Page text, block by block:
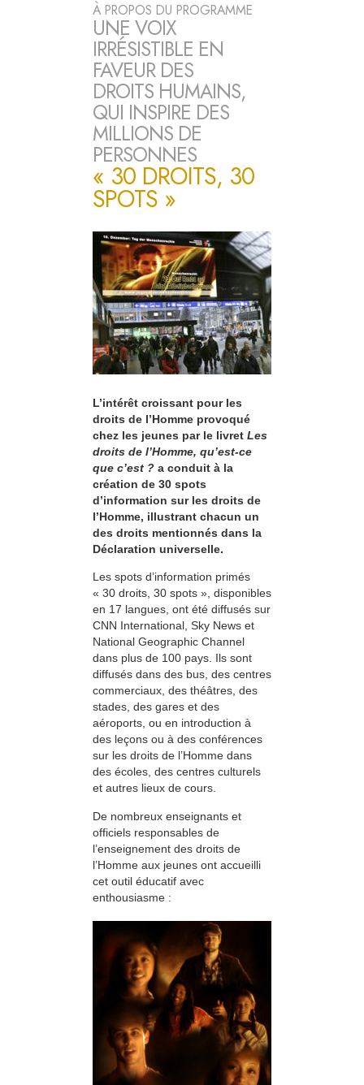
À PROPOS DU PROGRAMME
UNE VOIX
IRRÉSISTIBLE EN
FAVEUR DES
DROITS HUMAINS,
QUI INSPIRE DES
MILLIONS DE
PERSONNES
« 30 DROITS, 30
SPOTS »
L’intérêt croissant pour les
droits de l’Homme provoqué
chez les jeunes par le livret Les
droits de l’Homme, qu’est-ce
que c’est ? a conduit à la
création de 30 spots
d’information sur les droits de
l’Homme, illustrant chacun un
des droits mentionnés dans la
Déclaration universelle.
Les spots d’information primés
« 30 droits, 30 spots », disponibles
en 17 langues, ont été diffusés sur
CNN International, Sky News et
National Geographic Channel
dans plus de 100 pays. Ils sont
diffusés dans des bus, des centres
commerciaux, des théâtres, des
stades, des gares et des
aéroports, ou en introduction à
des leçons ou à des conférences
sur les droits de l’Homme dans
des écoles, des centres culturels
et autres lieux de cours.
De nombreux enseignants et
officiels responsables de
l’enseignement des droits de
l’Homme aux jeunes ont accueilli
cet outil éducatif avec
enthousiasme :